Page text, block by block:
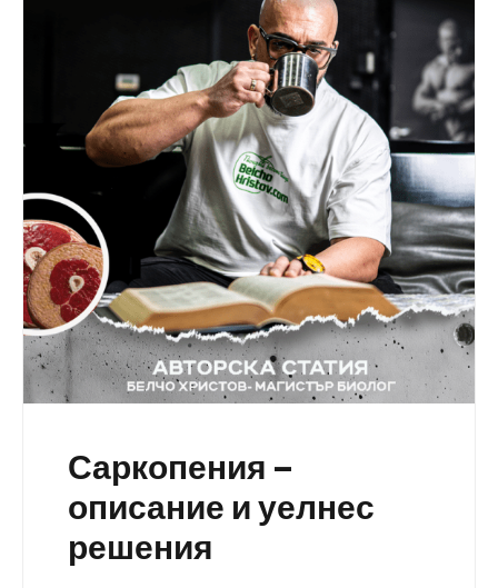
Саркопения –
описание и уелнес
решения